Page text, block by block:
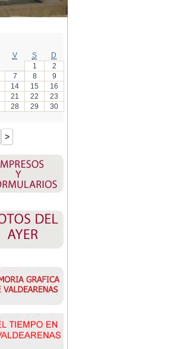
V S
D
1
2
7 8
9
14 15
16
21 22
23
28 29
30